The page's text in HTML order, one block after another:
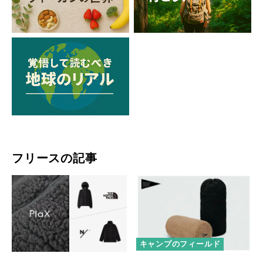
フリースの記事
キャンプのフィールド